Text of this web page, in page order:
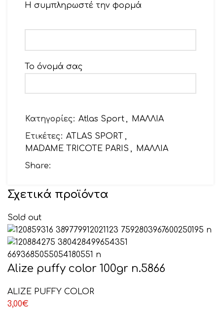
Η συμπληρωστέ την φορμά
Το όνομά σας
Θέμα
Το μήνυμά σας (προαιρετικό)
Κατηγορίες: Atlas Sport ,
ΜΑΛΛΙΑ
Ετικέτες: ATLAS SPORT ,
MADAME TRICOTE PARIS ,
ΜΑΛΛΙΑ
Share:
Σχετικά προϊόντα
Sold out
Alize puffy color 100gr n.5866
ALIZE PUFFY COLOR
3,00€